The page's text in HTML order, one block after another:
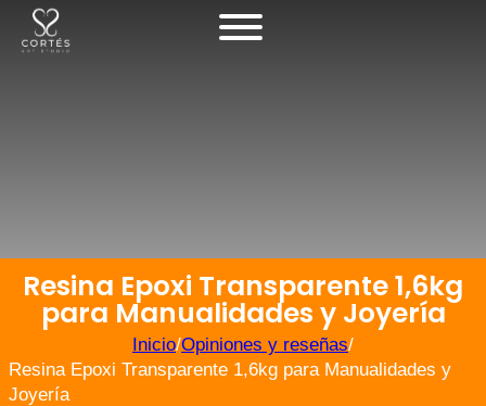
Resina Epoxi Transparente 1,6kg
para Manualidades y Joyería
Inicio/Opiniones y reseñas/
Resina Epoxi Transparente 1,6kg para Manualidades y
Joyería